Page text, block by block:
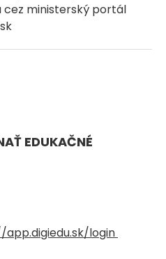
cez ministerský portál
EDUKAČNÉ
login